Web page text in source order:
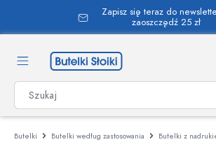
zawartości
Zapisz się teraz do
zaoszczędź 25 zł
Butelki Butelki według zastosowania Butelki z